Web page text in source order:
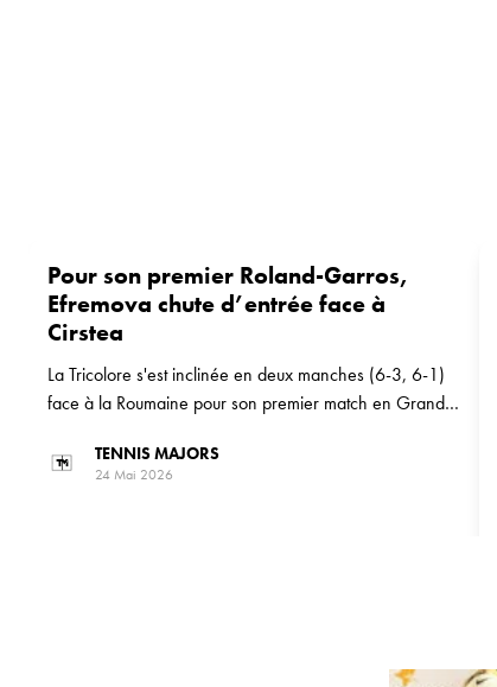
Pour son premier Roland-Garros,
Efremova chute d’entrée face à
Cirstea
La Tricolore s'est inclinée en deux manches (6-3, 6-1)
face à la Roumaine pour son premier match en Grand
TENNIS MAJORS
24 Mai 2026